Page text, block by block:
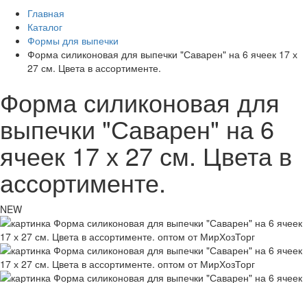
Главная
Каталог
Формы для выпечки
Форма силиконовая для выпечки "Саварен" на 6 ячеек 17 х
27 см. Цвета в ассортименте.
Форма силиконовая для
выпечки "Саварен" на 6
ячеек 17 х 27 см. Цвета в
ассортименте.
NEW